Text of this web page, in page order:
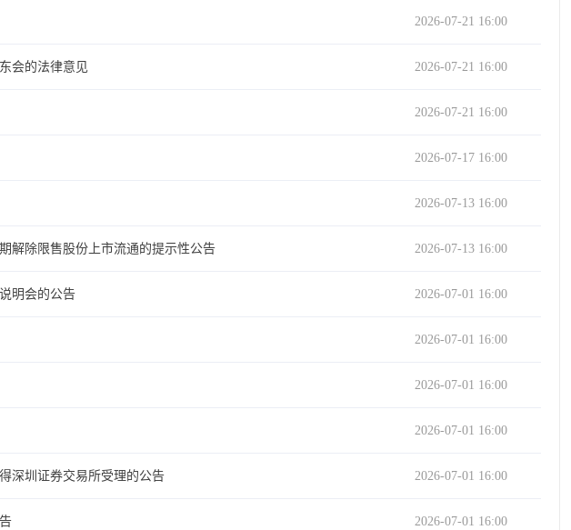
2026-07-21 16:00
会的法律意见 2026-07-21 16:00
2026-07-21 16:00
2026-07-17 16:00
2026-07-13 16:00
解除限售股份上市流通的提示性公告 2026-07-13 16:00
明会的公告 2026-07-01 16:00
2026-07-01 16:00
2026-07-01 16:00
2026-07-01 16:00
深圳证券交易所受理的公告 2026-07-01 16:00
2026-07-01 16:00